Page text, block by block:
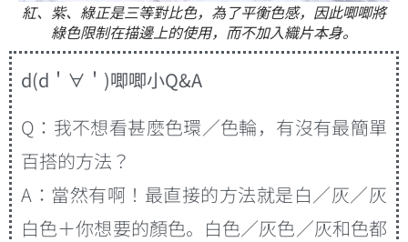
紅、紫、綠正是三等對比色，為了平衡色感，因此唧唧將
綠色限制在描邊上的使用，而不加入織片本身。
d(d＇∀＇)唧唧小Q&A
Q：我不想看甚麼色環／色輪，有沒有最簡單
百搭的方法？
A：當然有啊！最直接的方法就是白／灰／灰
白色＋你想要的顏色。白色／灰色／灰和色都